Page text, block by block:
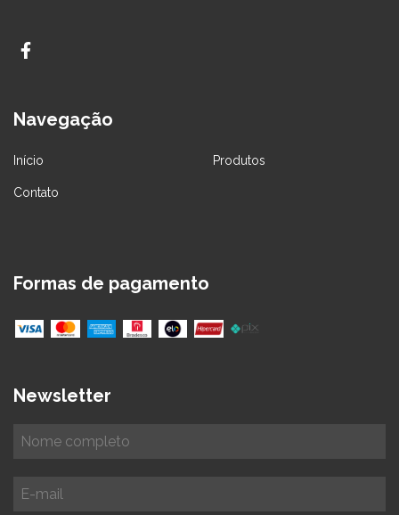
Navegação
Início Produtos
Contato
Formas de pagamento
Newsletter